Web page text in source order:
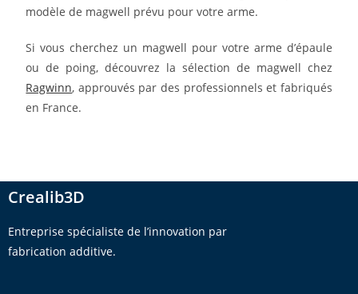
modèle de magwell prévu pour votre arme.
Si vous cherchez un magwell pour votre arme d’épaule
ou de poing, découvrez la sélection de magwell chez
Ragwinn, approuvés par des professionnels et fabriqués
en France.
Crealib3D
Entreprise spécialiste de l’innovation par
fabrication additive.